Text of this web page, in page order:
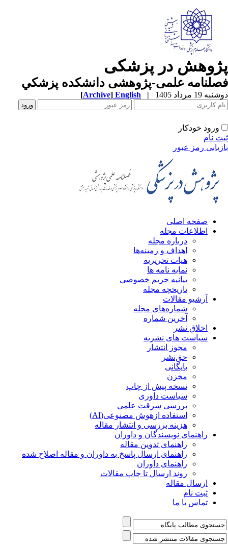
در پزشکی
علمی-پژوهشی دانشکده پزشکي
19 مرداد 1405 |
English
[Archive]
ورود خودکار
نام
رمز عبور
صفحه اصلی
اطلاعات مجله
درباره مجله
اهداف و زمینه‌ها
هیات تحریریه
نمایه نامه ها
بیانیه حریم خصوصی
تاریخچه مجله
آرشیو مقالات
شماره‌های مجله
آخرین شماره
اخلاق نشر
سیاست های نشریه
مجوز انتشار
حق‌نشر
بایگانی
مخزن
نسخه پیش از چاپ
سیاست داوری
بررسی سرقت علمی
استفاده ازهوش مصنوعی(AI)
هزینه بررسی و انتشار مقاله
راهنمای نویسندگان و داوران
راهنمای تدوین مقاله
راهنمای ارسال پاسخ به داوران و مقاله اصلاح شده
راهنمای داوران
روند ارسال تا چاپ مقالات
ارسال مقاله
ثبت نام
تماس با ما